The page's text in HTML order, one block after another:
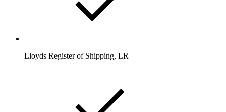
Lloyds Register of Shipping, LR